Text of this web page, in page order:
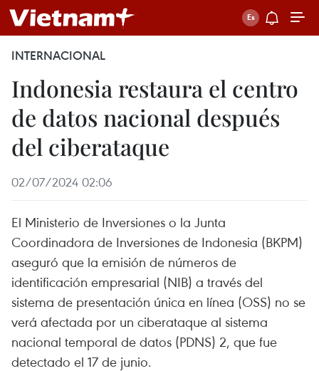
INTERNACIONAL
Indonesia restaura el centro
de datos nacional después
del ciberataque
02/07/2024 02:06
El Ministerio de Inversiones o la Junta
Coordinadora de Inversiones de Indonesia (BKPM)
aseguró que la emisión de números de
identificación empresarial (NIB) a través del
sistema de presentación única en línea (OSS) no se
verá afectada por un ciberataque al sistema
nacional temporal de datos (PDNS) 2, que fue
detectado el 17 de junio.